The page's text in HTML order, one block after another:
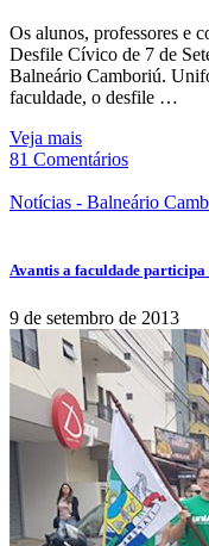
Os alunos, professores e
Desfile Cívico de 7 de
Balneário Camboriú.
faculdade, o desfile …
Veja mais
81 Comentários
Notícias - Balneário
Avantis a faculdade participa
9 de setembro de 2013